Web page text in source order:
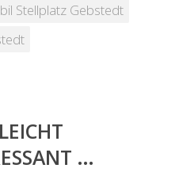
Stellplatz Gebstedt
…